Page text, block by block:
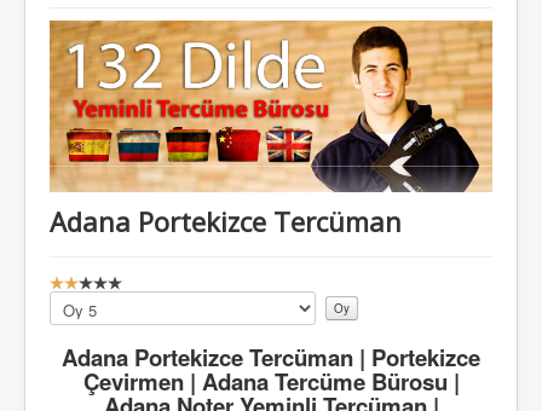
Anasayfa
Kurumsal
Neler Yapıyoruz?
İletişim
Adana Portekizce Tercüman
K
l
Lütfen
oylayın
Adana Portekizce Tercüman | Portekizce
Çevirmen | Adana Tercüme Bürosu |